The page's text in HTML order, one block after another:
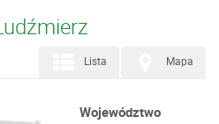
Ludźmierz
Mapa
Lista
Województwo